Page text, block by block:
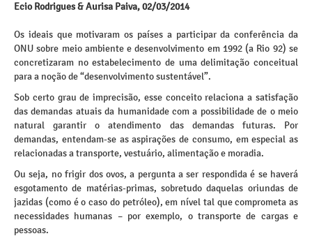
Ecio Rodrigues & Aurisa Paiva, 02/03/2014
Os ideais que motivaram os países a participar da conferência da
ONU sobre meio ambiente e desenvolvimento em 1992 (a Rio 92) se
concretizaram no estabelecimento de uma delimitação conceitual
para a noção de “desenvolvimento sustentável”.
Sob certo grau de imprecisão, esse conceito relaciona a satisfação
das demandas atuais da humanidade com a possibilidade de o meio
natural garantir o atendimento das demandas futuras. Por
demandas, entendam-se as aspirações de consumo, em especial as
relacionadas a transporte, vestuário, alimentação e moradia.
Ou seja, no frigir dos ovos, a pergunta a ser respondida é se haverá
esgotamento de matérias-primas, sobretudo daquelas oriundas de
jazidas (como é o caso do petróleo), em nível tal que comprometa as
necessidades humanas – por exemplo, o transporte de cargas e
pessoas.